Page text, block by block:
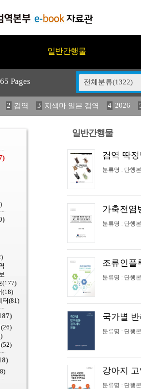
일반간행물
Pages 전체분류(1322)
2 검역 3 지색마 일본 검역 4 2026
12 중독성 식물 도감 13 媛 異 14
(177)
(18)
터(81)
(26)
(52)
일반간행물
검역 딱
분류명 : 단행본
가축전염
분류명 : 단행본
조류인플
분류명 : 단행본
국가별
분류명 : 단행본
강아지
분류명 : 단행본